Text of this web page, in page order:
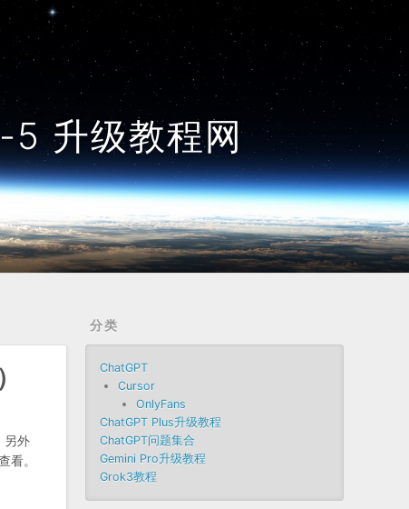
升级教程网
另外
看。
分类
ChatGPT
Cursor
OnlyFans
ChatGPT Plus升级教程
ChatGPT问题集合
Gemini Pro升级教程
Grok3教程